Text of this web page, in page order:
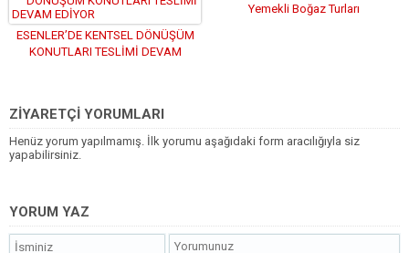
ESENLER’DE KENTSEL DÖNÜŞÜM
KONUTLARI TESLİMİ DEVAM
Yemekli Boğaz Turları
ZİYARETÇİ YORUMLARI
Henüz yorum yapılmamış. İlk yorumu aşağıdaki form aracılığıyla siz
yapabilirsiniz.
YORUM YAZ